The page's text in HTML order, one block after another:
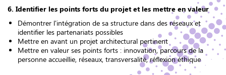
6. Identifier les points forts du projet et les mettre en valeur
Démontrer l'intégration de sa structure dans des réseaux et
identifier les partenariats possibles
Mettre en avant un projet architectural pertinent
Mettre en valeur ses points forts : innovation, parcours de la
personne accueillie, réseaux, transversalité, réflexion éthique